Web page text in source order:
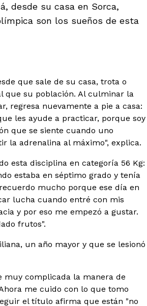
desde su casa en Sorca,
son los sueños de esta
que sale de su casa, trota o
que su población. Al culminar la
regresa nuevamente a pie a casa:
les ayude a practicar, porque soy
que se siente cuando uno
la adrenalina al máximo", explica.
esta disciplina en categoría 56 Kg:
estaba en séptimo grado y tenía
mucho porque ese día en
lucha cuando entré con mis
y por eso me empezó a gustar.
frutos".
un año mayor y que se lesionó
muy complicada la manera de
me cuido con lo que tomo
el título afirma que están "no